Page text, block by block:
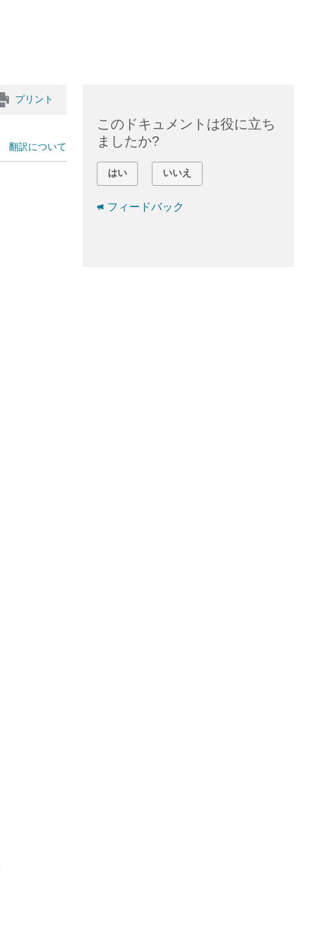
プリント
翻訳について
このドキュメントは役に立ち
ましたか?
はい いいえ
フィードバック